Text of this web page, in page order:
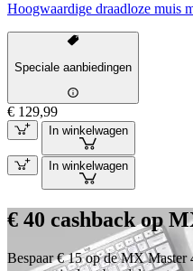
Hoogwaardige draadloze muis
Speciale aanbiedingen
€ 129,99
In winkelwagen
In winkelwagen
€ 40 cashback op
Bespaar € 15 op de MX Master